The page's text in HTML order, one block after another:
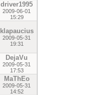
driver1995
2009-06-01
15:29
klapaucius
2009-05-31
19:31
DejaVu
2009-05-31
17:53
MaThEo
2009-05-31
14:52